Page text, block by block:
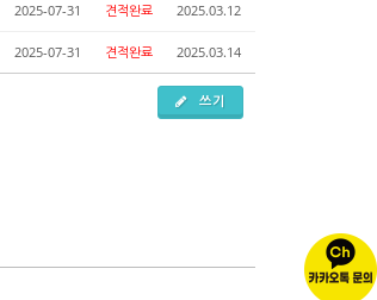
2025-07-31 견적완료 2025.03.12
2025-07-31 견적완료 2025.03.14
쓰기